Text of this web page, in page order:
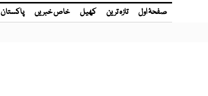
صفحۂ اول تازہ ترین کھیل خاص خبریں پاکستان